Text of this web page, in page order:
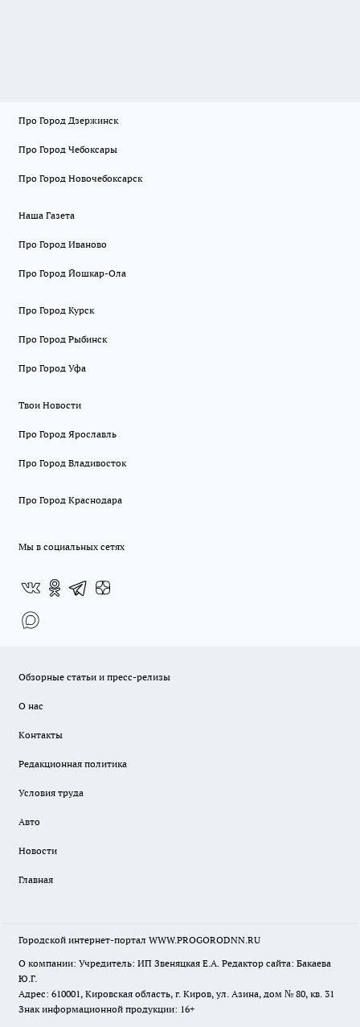
Про Город Дзержинск
Про Город Чебоксары
Про Город Новочебоксарск
Наша Газета
Про Город Иваново
Про Город Йошкар-Ола
Про Город Курск
Про Город Рыбинск
Про Город Уфа
Твои Новости
Про Город Ярославль
Про Город Владивосток
Про Город Краснодара
Мы в социальных сетях
Обзорные статьи и пресс-релизы
О нас
Контакты
Редакционная политика
Условия труда
Авто
Новости
Главная
Городской интернет-портал WWW.PROGORODNN.RU
О компании: Учредитель: ИП Звеняцкая Е.А. Редактор сайта: Бакаева
Ю.Г.
Адрес: 610001, Кировская область, г. Киров, ул. Азина, дом № 80, кв. 31
Знак информационной продукции: 16+